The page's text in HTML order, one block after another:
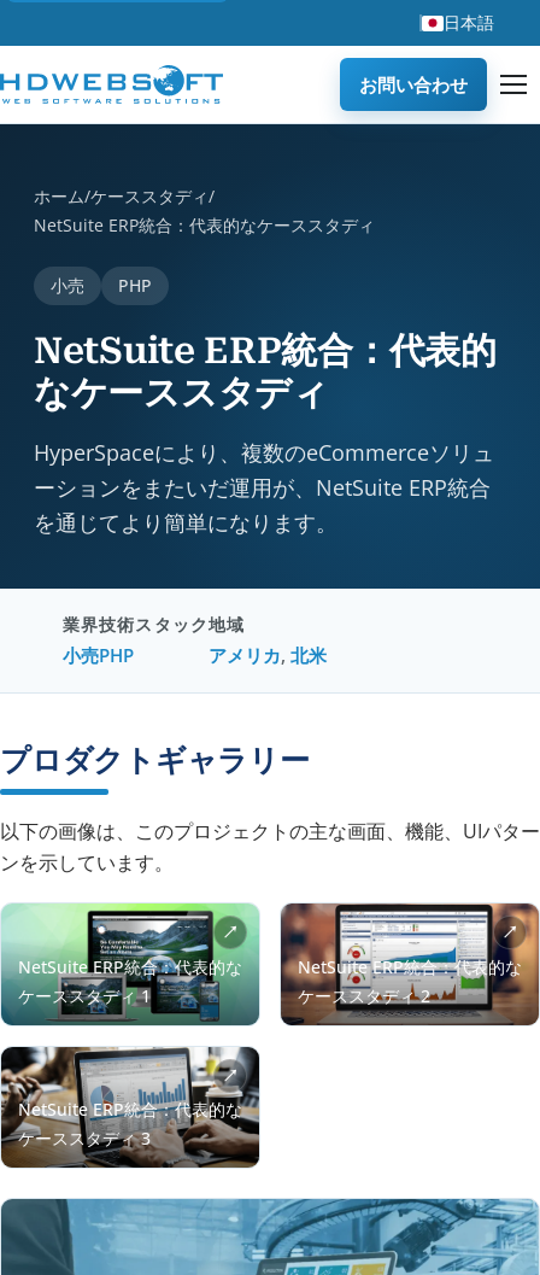
日本語
お問い合わせ
ホーム/ケーススタディ/
NetSuite ERP統合：代表的なケーススタディ
小売 PHP
NetSuite ERP統合：代表的
なケーススタディ
HyperSpaceにより、複数のeCommerceソリュ
ーションをまたいだ運用が、NetSuite ERP統合
を通じてより簡単になります。
業界
小売
技術スタック
PHP
地域
アメリカ, 北米
プロダクトギャラリー
以下の画像は、このプロジェクトの主な画面、機能、UIパター
ンを示しています。